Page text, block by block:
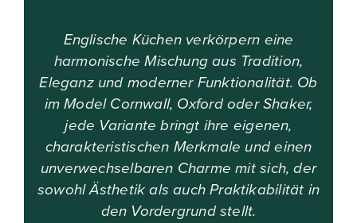
Englische Küchen verkörpern eine
harmonische Mischung aus Tradition,
Eleganz und moderner Funktionalität. Ob
im Model Cornwall, Oxford oder Shaker,
jede Variante bringt ihre eigenen,
charakteristischen Merkmale und einen
unverwechselbaren Charme mit sich, der
sowohl Ästhetik als auch Praktikabilität in
den Vordergrund stellt.